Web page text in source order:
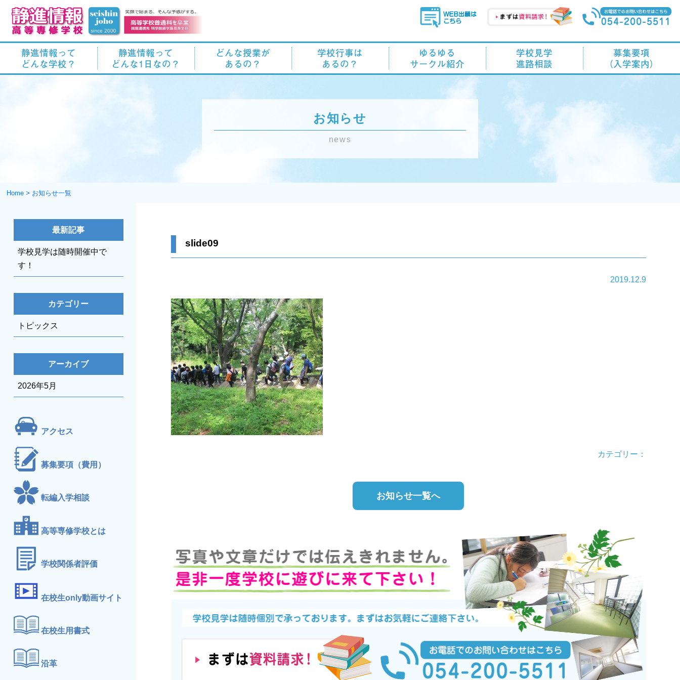
静進情報って
どんな学校？
静進情報って
どんな1日なの？
どんな授業が
あるの？
学校行事は
あるの？
ゆるゆる
サークル紹介
学校見学
進路相談
募集要項
（入学案内）
お知らせ
news
Home > お知らせ一覧
slide09
2019.12.9
カテゴリー：
お知らせ一覧へ
最新記事
学校見学は随時開催中で
す！
カテゴリー
トピックス
アーカイブ
2026年5月
アクセス
募集要項（費用）
転編入学相談
高等専修学校とは
学校関係者評価
在校生only動画サイト
在校生用書式
沿革